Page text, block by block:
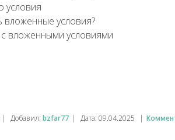
условия
вложенные условия?
вложенными условиями
| Добавил: bzfar77 | Дата: 09.04.2025 |